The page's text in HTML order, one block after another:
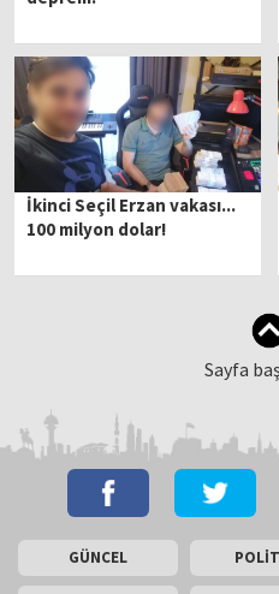
İkinci Seçil Erzan vakası...
100 milyon dolar!
Sayfa
GÜNCEL